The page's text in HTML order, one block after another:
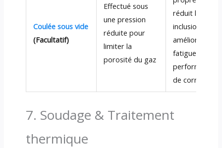
Coulée sous vide
(Facultatif)
Effectué sous
une pression
réduite pour
limiter la
porosité du gaz
réduit les
inclusions,
améliore la
fatigue et les
performances
de corrosion
7. Soudage & Traitement
thermique